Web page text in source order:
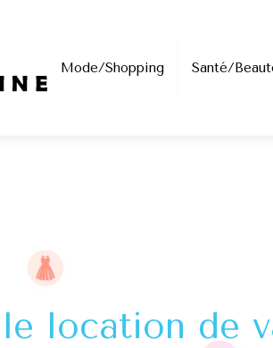
Mode/Shopping Santé/
location de